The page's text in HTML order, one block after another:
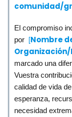
comunidad/
El compromiso
por [Nombre
marcado una
Vuestra
calidad de vida
esperanza,
necesidad